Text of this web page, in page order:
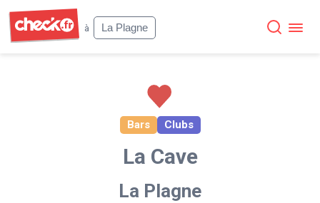
à
La Plagne
Bars Clubs
La Cave
La Plagne